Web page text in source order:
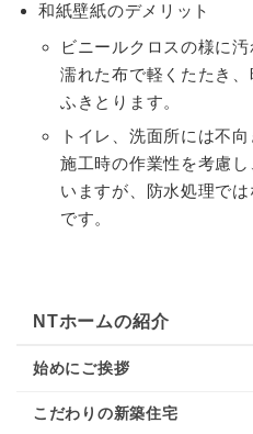
和紙壁紙のデメリット
ビニールクロスの様に
濡れた布で軽くたたき
ふきとります。
トイレ、洗面所には不向
施工時の作業性を考慮
いますが、防水処理で
です。
NTホームの紹介
始めにご挨拶
こだわりの新築住宅